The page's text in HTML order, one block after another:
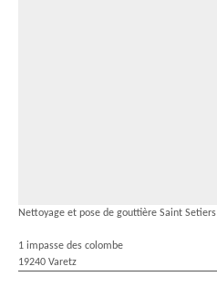
Nettoyage et pose de gouttière Saint Setiers
1 impasse des colombe
19240 Varetz